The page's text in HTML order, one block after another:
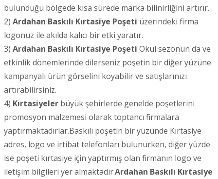
bulunduğu bölgede kısa sürede marka bilinirliğini artırır.
2) Ardahan Baskılı Kırtasiye Poşeti üzerindeki firma
logonuz ile akılda kalıcı bir etki yaratır.
3) Ardahan Baskılı Kırtasiye Poşeti Okul sezonun da ve
etkinlik dönemlerinde dilerseniz poşetin bir diğer yüzüne
kampanyalı ürün görselini koyabilir ve satışlarınızı
artırabilirsiniz.
4) Kırtasiyeler büyük şehirlerde genelde poşetlerini
promosyon malzemesi olarak toptancı firmalara
yaptırmaktadırlar.Baskılı poşetin bir yüzünde Kırtasiye
adres, logo ve irtibat telefonları bulunurken, diğer yüzde
ise poşeti kırtasiye için yaptırmış olan firmanın logo ve
iletişim bilgileri yer almaktadır.Ardahan Baskılı Kırtasiye